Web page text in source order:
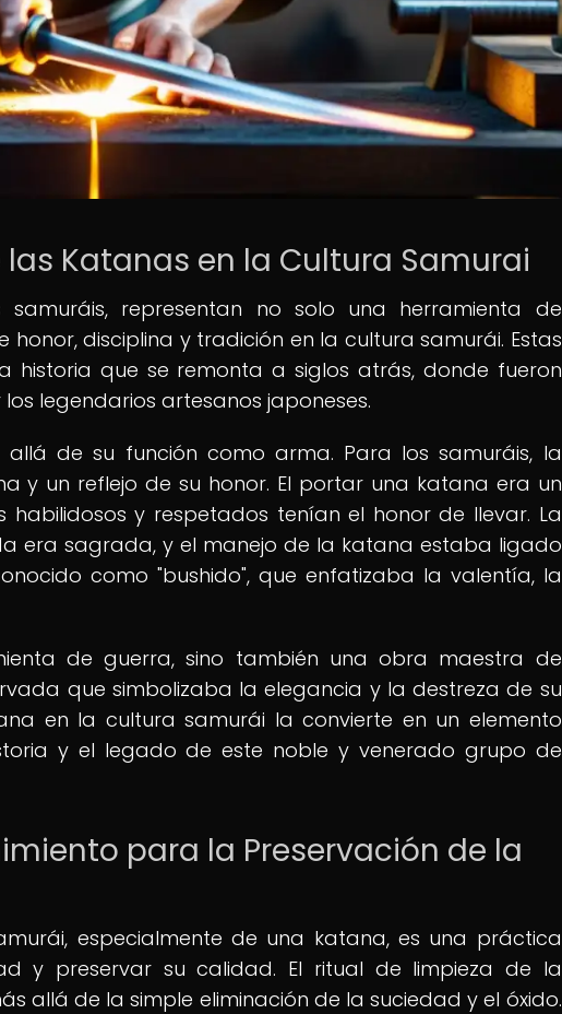
Katanas en la Cultura Samurai
representan no solo una herramienta de
disciplina y tradición en la cultura samurái. Estas
historia que se remonta a siglos atrás, donde fueron
legendarios artesanos japoneses.
de su función como arma. Para los samuráis, la
y un reflejo de su honor. El portar una katana era un
habilidosos y respetados tenían el honor de llevar. La
era sagrada, y el manejo de la katana estaba ligado
como "bushido", que enfatizaba la valentía, la
de guerra, sino también una obra maestra de
que simbolizaba la elegancia y la destreza de su
en la cultura samurái la convierte en un elemento
y el legado de este noble y venerado grupo de
para la Preservación de la
especialmente de una katana, es una práctica
y preservar su calidad. El ritual de limpieza de la
allá de la simple eliminación de la suciedad y el óxido.